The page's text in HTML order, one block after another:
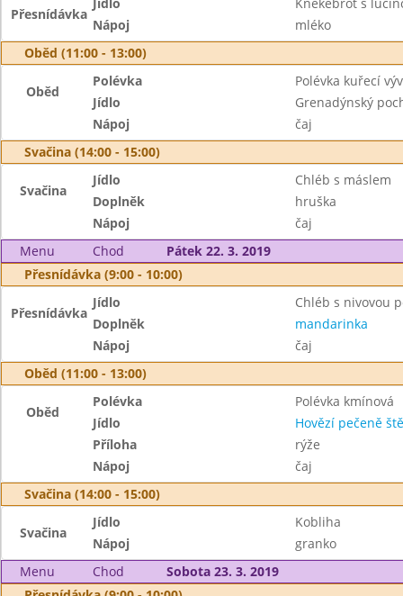
Přesnídávka
Nápoj
mléko
Oběd (11:00 - 13:00)
Oběd
Polévka
Polévka kuřecí
Jídlo
Grenadýnský
Nápoj
čaj
Svačina (14:00 - 15:00)
Svačina
Jídlo
Chléb s máslem
Doplněk
hruška
Nápoj
čaj
Menu
Chod
Pátek 22. 3. 2019
Přesnídávka (9:00 - 10:00)
Přesnídávka
Jídlo
Chléb s nivovou
Doplněk
mandarinka
Nápoj
čaj
Oběd (11:00 - 13:00)
Oběd
Polévka
Polévka kmínová
Jídlo
Hovězí pečeně
Příloha
rýže
Nápoj
čaj
Svačina (14:00 - 15:00)
Svačina
Jídlo
Kobliha
Nápoj
granko
Menu
Chod
Sobota 23. 3. 2019